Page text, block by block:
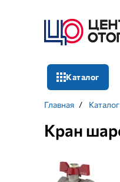
Каталог
Главная / Каталог
Кран